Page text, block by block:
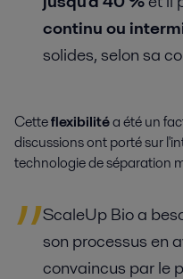
continu ou
solides, selon sa
Cetteflexibilitéa été un
discussions ont porté sur
technologie de séparation
ScaleUp Bio a
son processus en
convaincus par le